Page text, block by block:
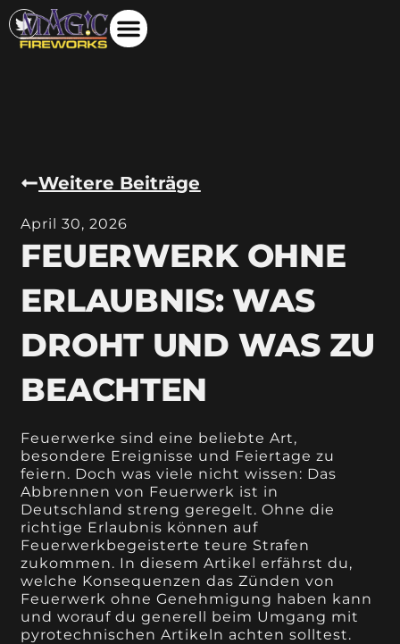
Weitere Beiträge
April 30, 2026
FEUERWERK OHNE
ERLAUBNIS: WAS
DROHT UND WAS ZU
BEACHTEN
Feuerwerke sind eine beliebte Art,
besondere Ereignisse und Feiertage zu
feiern. Doch was viele nicht wissen: Das
Abbrennen von Feuerwerk ist in
Deutschland streng geregelt. Ohne die
richtige Erlaubnis können auf
Feuerwerkbegeisterte teure Strafen
zukommen. In diesem Artikel erfährst du,
welche Konsequenzen das Zünden von
Feuerwerk ohne Genehmigung haben kann
und worauf du generell beim Umgang mit
pyrotechnischen Artikeln achten solltest.